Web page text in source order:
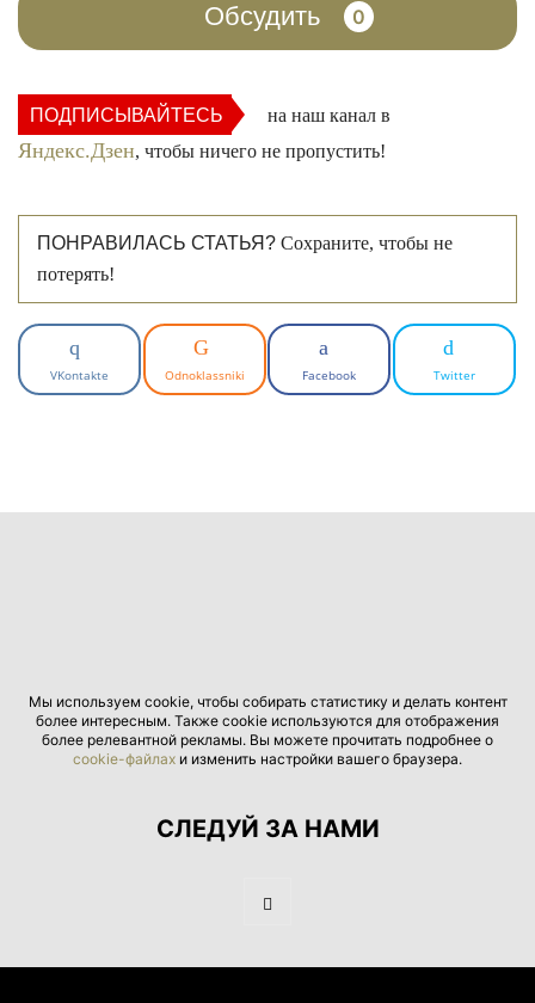
Обсудить 0
ПОДПИСЫВАЙТЕСЬ на наш канал в
Яндекс.Дзен, чтобы ничего не пропустить!
ПОНРАВИЛАСЬ СТАТЬЯ? Сохраните, чтобы не
потерять!
VKontakte Odnoklassniki Facebook Twitter
Мы используем cookie, чтобы собирать статистику и делать контент
более интересным. Также cookie используются для отображения
более релевантной рекламы. Вы можете прочитать подробнее о
cookie-файлах и изменить настройки вашего браузера.
СЛЕДУЙ ЗА НАМИ